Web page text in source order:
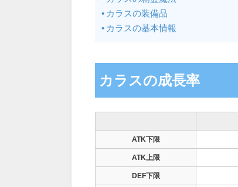
カラスの装備品
カラスの基本情報
カラスの成長率
ATK下限
ATK上限
DEF下限